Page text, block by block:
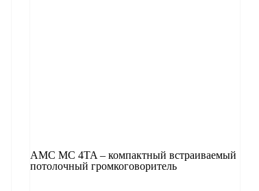
AMC MC 4TA – компактный встраиваемый
потолочный громкоговоритель